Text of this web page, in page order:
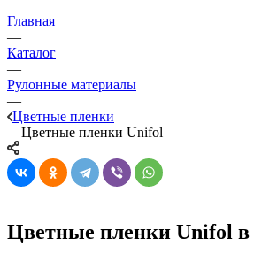
Главная
—
Каталог
—
Рулонные материалы
—
Цветные пленки
—Цветные пленки Unifol
Цветные пленки Unifol